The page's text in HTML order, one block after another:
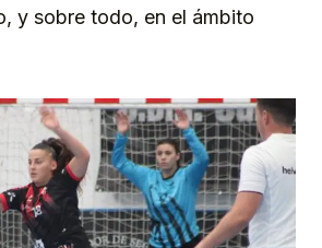
y sobre todo, en el ámbito